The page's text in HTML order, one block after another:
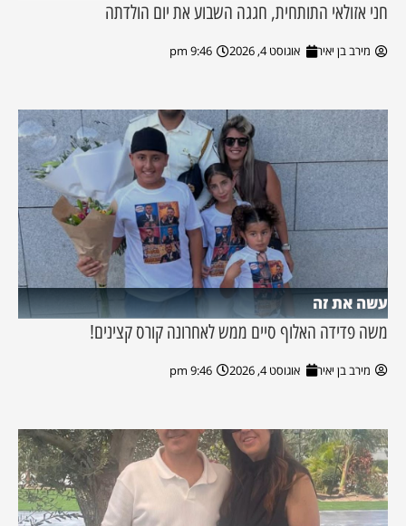
חני אזולאי התותחית, חגגה השבוע את יום הולדתה
מירב בן יאיר אוגוסט 4, 2026 9:46 pm
עשה את זה
משה פדידה האלוף סיים ממש לאחרונה קורס קצינים!
מירב בן יאיר אוגוסט 4, 2026 9:46 pm